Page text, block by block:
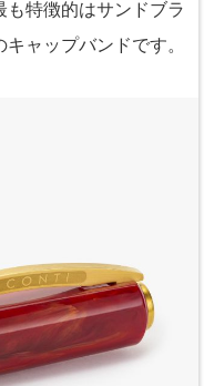
も特徴的はサンドブラ
ャップバンドです。